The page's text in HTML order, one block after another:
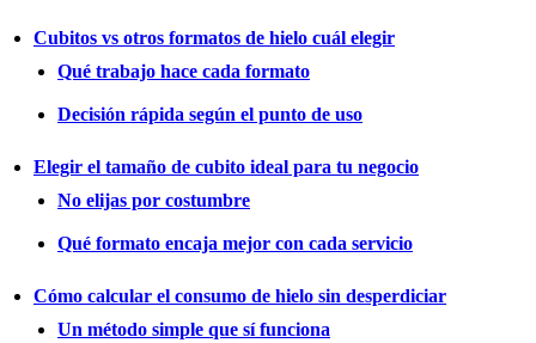
Cubitos vs otros formatos de hielo cuál elegir
Qué trabajo hace cada formato
Decisión rápida según el punto de uso
Elegir el tamaño de cubito ideal para tu negocio
No elijas por costumbre
Qué formato encaja mejor con cada servicio
Cómo calcular el consumo de hielo sin desperdiciar
Un método simple que sí funciona